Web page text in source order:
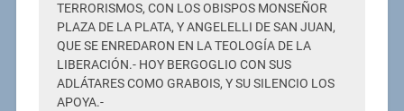
TERRORISMOS, CON LOS OBISPOS MONSEÑOR
PLAZA DE LA PLATA, Y ANGELELLI DE SAN JUAN,
QUE SE ENREDARON EN LA TEOLOGÍA DE LA
LIBERACIÓN.- HOY BERGOGLIO CON SUS
ADLÁTARES COMO GRABOIS, Y SU SILENCIO LOS
APOYA.-